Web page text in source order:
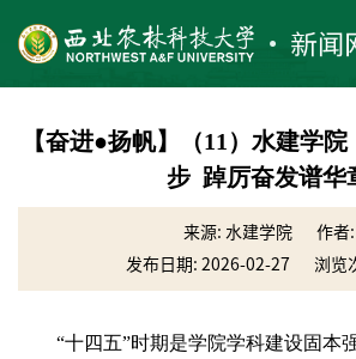
【奋进●扬帆】（11）水建学
步 踔厉奋发谱华
来源: 水建学院
作者:
发布日期: 2026-02-27
浏览
“十四五”时期是学院学科建设固本